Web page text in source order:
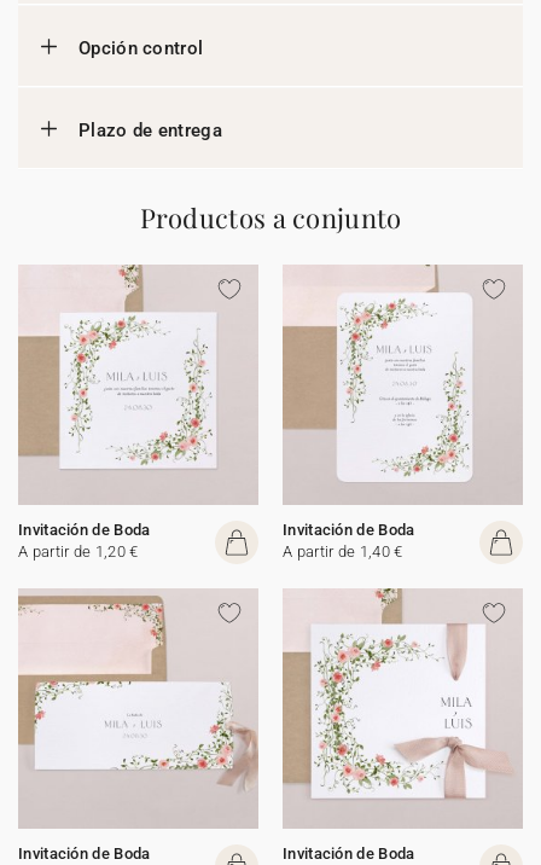
Opción control
Plazo de entrega
Productos a conjunto
Invitación de Boda
A partir de 1,20 €
Invitación de Boda
A partir de 1,40 €
Invitación de Boda
Invitación de Boda